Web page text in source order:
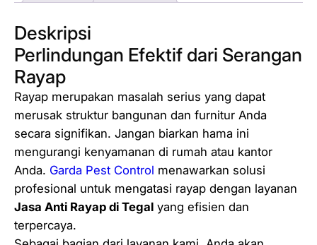
Deskripsi
Perlindungan Efektif dari Serangan
Rayap
Rayap merupakan masalah serius yang dapat
merusak struktur bangunan dan furnitur Anda
secara signifikan. Jangan biarkan hama ini
mengurangi kenyamanan di rumah atau kantor
Anda. Garda Pest Control menawarkan solusi
profesional untuk mengatasi rayap dengan layanan
Jasa Anti Rayap di Tegal yang efisien dan
terpercaya.